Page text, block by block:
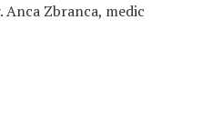
Anca Zbranca, medic